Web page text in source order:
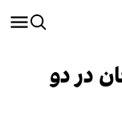
در دو